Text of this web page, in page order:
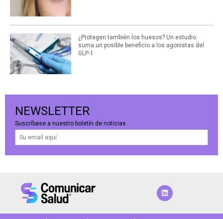
¿Protegen también los huesos? Un estudio
suma un posible beneficio a los agonistas del
GLP-1
NEWSLETTER
Suscríbase a nuestro boletín de noticias